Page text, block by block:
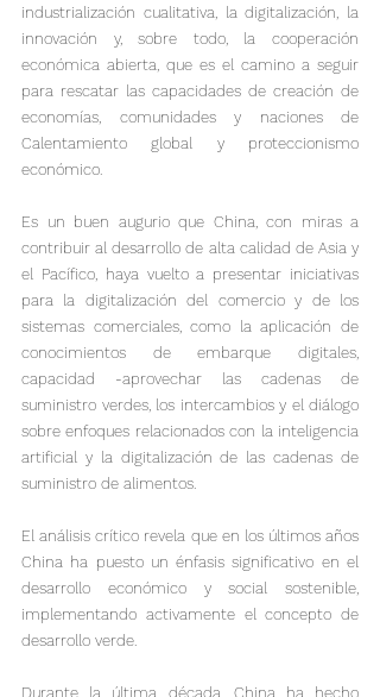
industrialización cualitativa, la digitalización, la
innovación y, sobre todo, la cooperación
económica abierta, que es el camino a seguir
para rescatar las capacidades de creación de
economías, comunidades y naciones de
Calentamiento global y proteccionismo
económico.
Es un buen augurio que China, con miras a
contribuir al desarrollo de alta calidad de Asia y
el Pacífico, haya vuelto a presentar iniciativas
para la digitalización del comercio y de los
sistemas comerciales, como la aplicación de
conocimientos de embarque digitales,
capacidad -aprovechar las cadenas de
suministro verdes, los intercambios y el diálogo
sobre enfoques relacionados con la inteligencia
artificial y la digitalización de las cadenas de
suministro de alimentos.
El análisis crítico revela que en los últimos años
China ha puesto un énfasis significativo en el
desarrollo económico y social sostenible,
implementando activamente el concepto de
desarrollo verde.
Durante la última década, China ha hecho